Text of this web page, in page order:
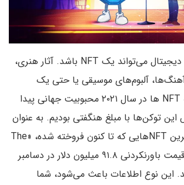
هر چیزی در فضای دیجیتال می‌تواند یک NFT باشد. آثار هنری،
آهنگ‌ها، آلبوم‌های موسیقی یا حتی یک
توییت. از زمانی که NFT ها در سال ۲۰۲۱ محبوبیت جهانی پیدا
توکن‌ها با مبلغ هنگفتی بودیم. به عنوان
مثال، یکی از گران‌ترین NFT‌هایی که تا کنون فروخته شده، «The
Merge» بود که با قیمت باورنکردنی ۹۱.۸ میلیون دلار در دسامبر
این نوع اطلاعات باعث می‌شود، شما